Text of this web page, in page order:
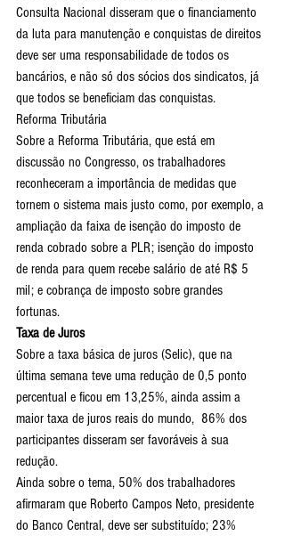
Consulta Nacional disseram que o financiamento
da luta para manutenção e conquistas de direitos
deve ser uma responsabilidade de todos os
bancários, e não só dos sócios dos sindicatos, já
que todos se beneficiam das conquistas.
Reforma Tributária
Sobre a Reforma Tributária, que está em
discussão no Congresso, os trabalhadores
reconheceram a importância de medidas que
tornem o sistema mais justo como, por exemplo, a
ampliação da faixa de isenção do imposto de
renda cobrado sobre a PLR; isenção do imposto
de renda para quem recebe salário de até R$ 5
mil; e cobrança de imposto sobre grandes
fortunas.
Taxa de Juros
Sobre a taxa básica de juros (Selic), que na
última semana teve uma redução de 0,5 ponto
percentual e ficou em 13,25%, ainda assim a
maior taxa de juros reais do mundo,  86% dos
participantes disseram ser favoráveis à sua
redução.
Ainda sobre o tema, 50% dos trabalhadores
afirmaram que Roberto Campos Neto, presidente
do Banco Central, deve ser substituído; 23%